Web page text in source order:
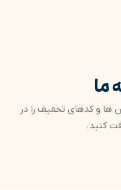
ما
ها و کدهای تخفیف را در
کنید.